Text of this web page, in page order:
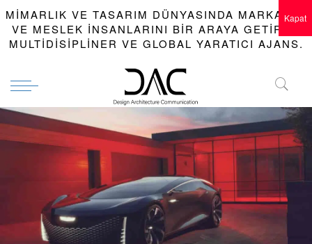
MIMARLIK VE TASARIM DÜNYASINDA MARKALAR
VE MESLEK INSANLARINI BIR ARAYA GETIREN
MULTIDISIPLINER VE GLOBAL YARATICI AJANS.
Kapat